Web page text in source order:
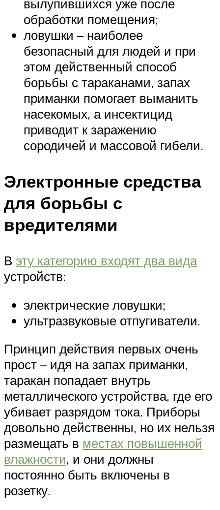
вылупившихся уже после
обработки помещения;
ловушки – наиболее
безопасный для людей и при
этом действенный способ
борьбы с тараканами, запах
приманки помогает выманить
насекомых, а инсектицид
приводит к заражению
сородичей и массовой гибели.
Электронные средства
для борьбы с
вредителями
В эту категорию входят два вида
устройств:
электрические ловушки;
ультразвуковые отпугиватели.
Принцип действия первых очень
прост – идя на запах приманки,
таракан попадает внутрь
металлического устройства, где его
убивает разрядом тока. Приборы
довольно действенны, но их нельзя
размещать в местах повышенной
влажности, и они должны
постоянно быть включены в
розетку.